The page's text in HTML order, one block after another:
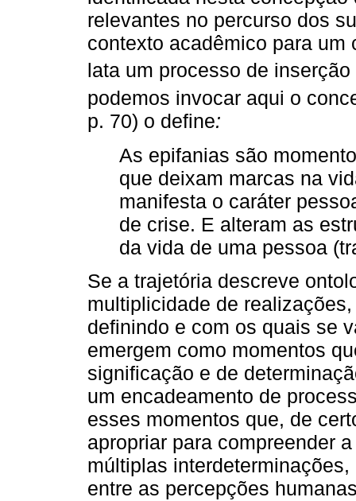
relevantes no percurso dos
contexto acadêmico para um
lata um processo de
podemos invocar aqui o
p. 70) o define:
As epifanias são
que deixam marcas na
manifesta o caráter
de crise. E alteram as
da vida de uma pessoa
Se a trajetória descreve
multiplicidade de
definindo e com os quais se
emergem como momentos
significação e de
um encadeamento de
esses momentos que, de
apropriar para compreender
múltiplas
entre as percepções